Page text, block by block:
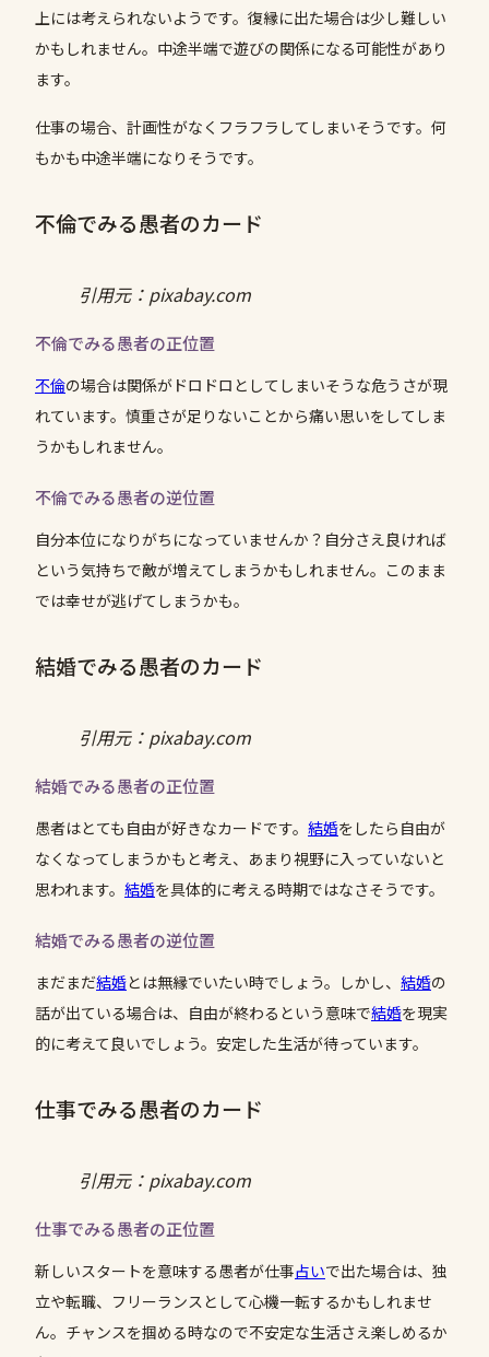
上には考えられないようです。復縁に出た場合は少し難しい
かもしれません。中途半端で遊びの関係になる可能性があり
ます。
仕事の場合、計画性がなくフラフラしてしまいそうです。何
もかも中途半端になりそうです。
不倫でみる愚者のカード
引用元：pixabay.com
不倫でみる愚者の正位置
不倫の場合は関係がドロドロとしてしまいそうな危うさが現
れています。慎重さが足りないことから痛い思いをしてしま
うかもしれません。
不倫でみる愚者の逆位置
自分本位になりがちになっていませんか？自分さえ良ければ
という気持ちで敵が増えてしまうかもしれません。このまま
では幸せが逃げてしまうかも。
結婚でみる愚者のカード
引用元：pixabay.com
結婚でみる愚者の正位置
愚者はとても自由が好きなカードです。 結婚をしたら自由が
なくなってしまうかもと考え、あまり視野に入っていないと
思われます。 結婚を具体的に考える時期ではなさそうです。
結婚でみる愚者の逆位置
まだまだ結婚とは無縁でいたい時でしょう。しかし、 結婚の
話が出ている場合は、自由が終わるという意味で結婚を現実
的に考えて良いでしょう。安定した生活が待っています。
仕事でみる愚者のカード
引用元：pixabay.com
仕事でみる愚者の正位置
新しいスタートを意味する愚者が仕事占いで出た場合は、独
立や転職、フリーランスとして心機一転するかもしれませ
ん。チャンスを掴める時なので不安定な生活さえ楽しめるか